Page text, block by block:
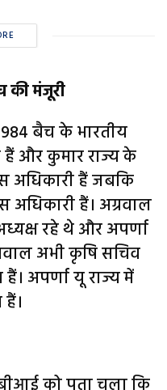
की मंजूरी
बैच के भारतीय
हैं और कुमार राज्य के
हैं जबकि
हैं। अग्रवाल
रहे थे और अपर्णा
अभी कृषि सचिव
अपर्णा यू राज्य में